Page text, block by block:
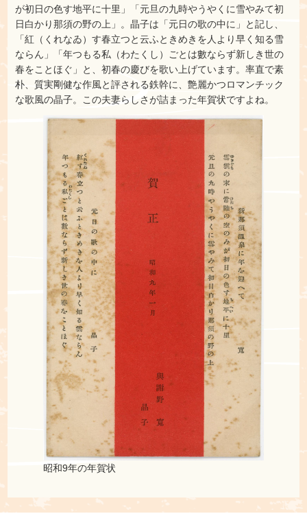
が初日の色す地平に十里」「元旦の九時やうやくに雪やみて初
日白かり那須の野の上」。晶子は「元日の歌の中に」と記し、
「紅（くれなゐ）す春立つと云ふときめきを人より早く知る雪
ならん」「年つもる私（わたくし）ごとは數ならず新しき世の
春をことほぐ」と、初春の慶びを歌い上げています。率直で素
朴、質実剛健な作風と評される鉄幹に、艶麗かつロマンチック
な歌風の晶子。この夫妻らしさが詰まった年賀状ですよね。
昭和9年の年賀状